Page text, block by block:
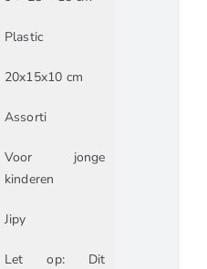
Plastic
20x15x10 cm
Assorti
Voor jonge
kinderen
Jipy
Let op: Dit